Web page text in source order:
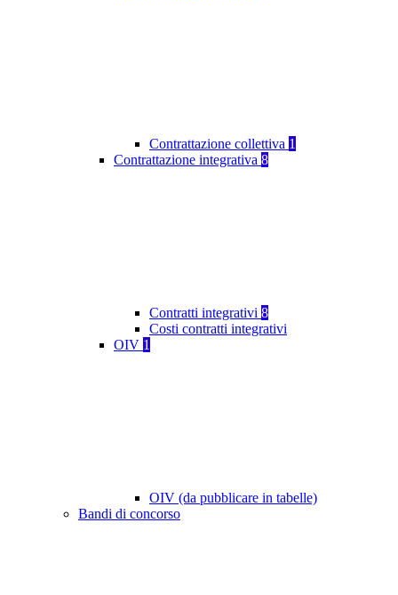
Contrattazione collettiva 1
Contrattazione integrativa 8
Contratti integrativi 8
Costi contratti integrativi
OIV 1
OIV (da pubblicare in tabelle)
Bandi di concorso